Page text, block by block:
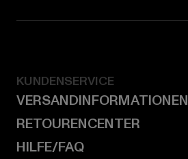
KUNDENSERVICE
VERSANDINFORMATIONEN
RETOURENCENTER
HILFE/FAQ